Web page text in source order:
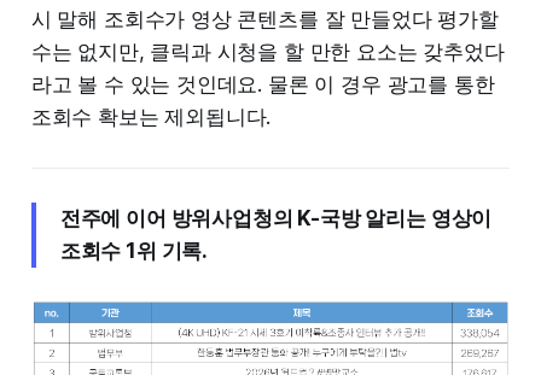
시 말해 조회수가 영상 콘텐츠를 잘 만들었다 평가할
수는 없지만, 클릭과 시청을 할 만한 요소는 갖추었다
라고 볼 수 있는 것인데요. 물론 이 경우 광고를 통한
조회수 확보는 제외됩니다.
전주에 이어 방위사업청의 K-국방 알리는 영상이
조회수 1위 기록.